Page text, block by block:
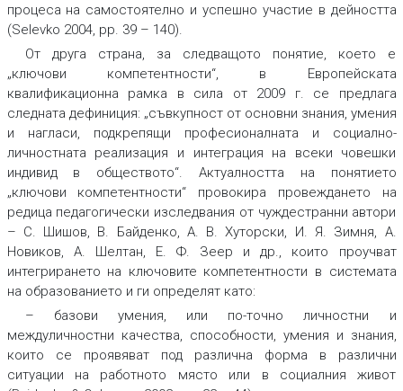
процеса на самостоятелно и успешно участие в дейността
(Selevko 2004, pр. 39 – 140).
От друга страна, за следващото понятие, което е
„ключови компетентности“, в Европейската
квалификационна рамка в сила от 2009 г. се предлага
следната дефиниция: „съвкупност от основни знания, умения
и нагласи, подкрепящи професионалната и социално-
личностната реализация и интеграция на всеки човешки
индивид в обществото“. Актуалността на понятието
„ключови компетентности“ провокира провеждането на
редица педагогически изследвания от чуждестранни автори
– С. Шишов, В. Байденко, А. В. Хуторски, И. Я. Зимня, А.
Новиков, А. Шелтан, Е. Ф. Зеер и др., които проучват
интегрирането на ключовите компетентности в системата
на образованието и ги определят като:
– базови умения, или по-точно личностни и
междуличностни качества, способности, умения и знания,
които се проявяват под различна форма в различни
ситуации на работното място или в социалния живот